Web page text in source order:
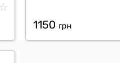
1150 грн